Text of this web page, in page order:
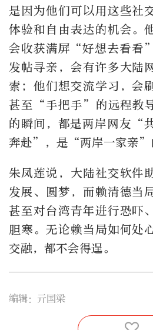
是因为他们可以用这些社
体验和自由表达的机会。
会收获满屏“好想去看看
发帖寻亲，会有许多大陆
索；他们想交流学习，会
甚至“手把手”的远程教
的瞬间，都是两岸网友“
奔赴”，是“两岸一家亲”
朱凤莲说，大陆社交软件
发展、圆梦，而赖清德当
甚至对台湾青年进行恐吓
胆寒。无论赖当局如何处
交融，都不会得逞。
编辑：亓国梁